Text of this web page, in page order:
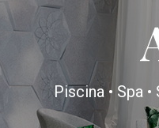
Piscina • Spa